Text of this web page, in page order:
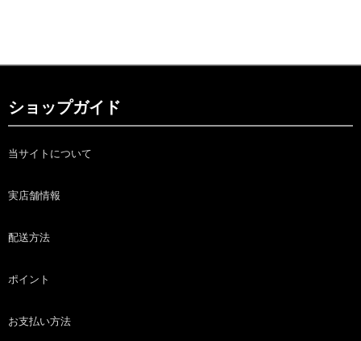
ショップガイド
当サイトについて
実店舗情報
配送方法
ポイント
お支払い方法